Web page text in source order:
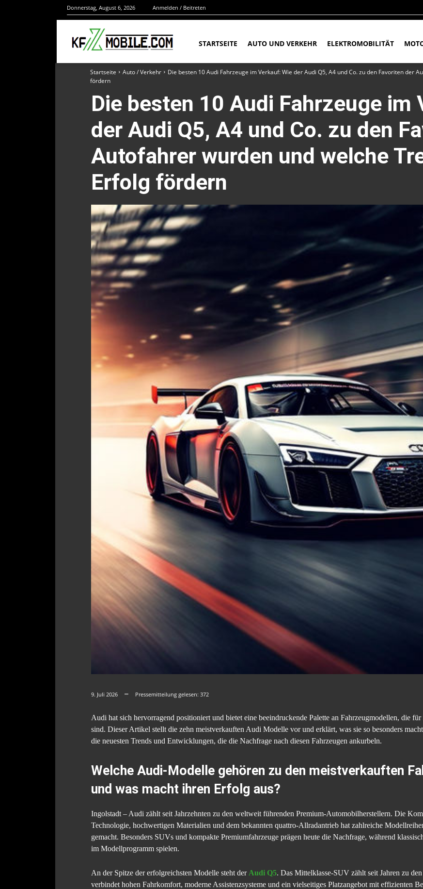
Donnerstag, August 6, 2026 Anmelden / Beitreten
STARTSEITE AUTO UND VERKEHR ELEKTROMOBILITÄT
Startseite Auto / Verkehr
Die besten 10 Audi Fahrzeuge im Verkauf: Wie der Audi Q5, A4 und Co. zu den Favoriten der
fördern
Die besten 10 Audi Fahrzeuge im
der Audi Q5, A4 und Co. zu den
Autofahrer wurden und welche
Erfolg fördern
9. Juli 2026 Pressemitteilung gelesen: 372
Audi hat sich hervorragend positioniert und bietet eine beeindruckende Palette an Fahrzeugmodellen, die
sind. Dieser Artikel stellt die zehn meistverkauften Audi Modelle vor und erklärt, was sie so besonders
die neuesten Trends und Entwicklungen, die die Nachfrage nach diesen Fahrzeugen ankurbeln.
Welche Audi-Modelle gehören zu den meistverkauften
und was macht ihren Erfolg aus?
Ingolstadt – Audi zählt seit Jahrzehnten zu den weltweit führenden Premium-Automobilherstellern. Die
Technologie, hochwertigen Materialien und dem bekannten quattro-Allradantrieb hat zahlreiche
gemacht. Besonders SUVs und kompakte Premiumfahrzeuge prägen heute die Nachfrage, während
im Modellprogramm spielen.
An der Spitze der erfolgreichsten Modelle steht der Audi Q5. Das Mittelklasse-SUV zählt seit Jahren zu
verbindet hohen Fahrkomfort, moderne Assistenzsysteme und ein vielseitiges Platzangebot mit effizienten